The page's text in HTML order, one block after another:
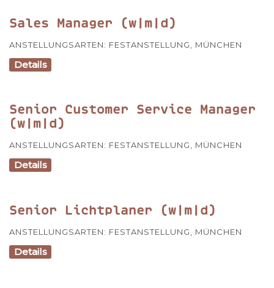
Sales Manager (w|m|d)
ANSTELLUNGSARTEN: FESTANSTELLUNG MÜNCHEN
Details
Senior Customer Service Manager
(w|m|d)
ANSTELLUNGSARTEN: FESTANSTELLUNG, MÜNCHEN
Details
Senior Lichtplaner (w|m|d)
ANSTELLUNGSARTEN: FESTANSTELLUNG MÜNCHEN
Details